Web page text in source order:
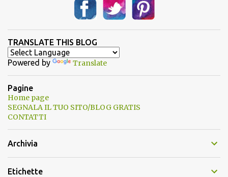
TRANSLATE THIS BLOG
Powered by Translate
Pagine
Home page
SEGNALA IL TUO SITO/BLOG GRATIS
CONTATTI
Archivia
Etichette